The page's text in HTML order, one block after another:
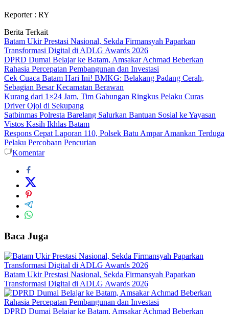
Reporter : RY
Berita Terkait
Batam Ukir Prestasi Nasional, Sekda Firmansyah Paparkan
Transformasi Digital di ADLG Awards 2026
DPRD Dumai Belajar ke Batam, Amsakar Achmad Beberkan
Rahasia Percepatan Pembangunan dan Investasi
Cek Cuaca Batam Hari Ini! BMKG: Belakang Padang Cerah,
Sebagian Besar Kecamatan Berawan
Kurang dari 1×24 Jam, Tim Gabungan Ringkus Pelaku Curas
Driver Ojol di Sekupang
Satbinmas Polresta Barelang Salurkan Bantuan Sosial ke Yayasan
Vistos Kasih Ikhlas Batam
Respons Cepat Laporan 110, Polsek Batu Ampar Amankan Terduga
Pelaku Percobaan Pencurian
Komentar
Baca Juga
Batam Ukir Prestasi Nasional, Sekda Firmansyah Paparkan
Transformasi Digital di ADLG Awards 2026
DPRD Dumai Belajar ke Batam, Amsakar Achmad Beberkan